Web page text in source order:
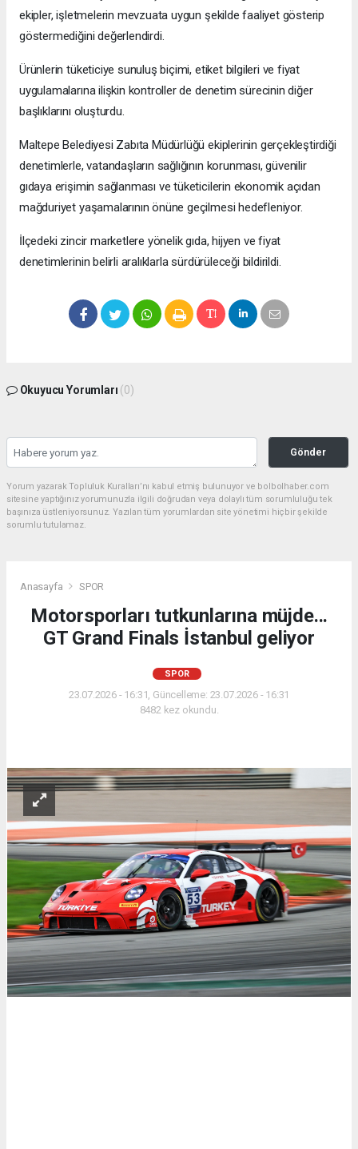
ekipler, işletmelerin mevzuata uygun şekilde faaliyet gösterip
göstermediğini değerlendirdi.
Ürünlerin tüketiciye sunuluş biçimi, etiket bilgileri ve fiyat
uygulamalarına ilişkin kontroller de denetim sürecinin diğer
başlıklarını oluşturdu.
Maltepe Belediyesi Zabıta Müdürlüğü ekiplerinin gerçekleştirdiği
denetimlerle, vatandaşların sağlığının korunması, güvenilir
gıdaya erişimin sağlanması ve tüketicilerin ekonomik açıdan
mağduriyet yaşamalarının önüne geçilmesi hedefleniyor.
İlçedeki zincir marketlere yönelik gıda, hijyen ve fiyat
denetimlerinin belirli aralıklarla sürdürüleceği bildirildi.
Okuyucu Yorumları (0)
Gönder
Yorum yazarak Topluluk Kuralları’nı kabul etmiş bulunuyor ve bolbolhaber.com
sitesine yaptığınız yorumunuzla ilgili doğrudan veya dolaylı tüm sorumluluğu tek
başınıza üstleniyorsunuz. Yazılan tüm yorumlardan site yönetimi hiçbir şekilde
sorumlu tutulamaz.
Anasayfa SPOR
Motorsporları tutkunlarına müjde...
GT Grand Finals İstanbul geliyor
SPOR
23.07.2026 - 16:31, Güncelleme: 23.07.2026 - 16:31
8482 kez okundu.